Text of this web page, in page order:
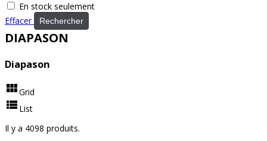
En stock seulement
Effacer
Rechercher
DIAPASON
Diapason
Grid
 List
Il y a 4098 produits.